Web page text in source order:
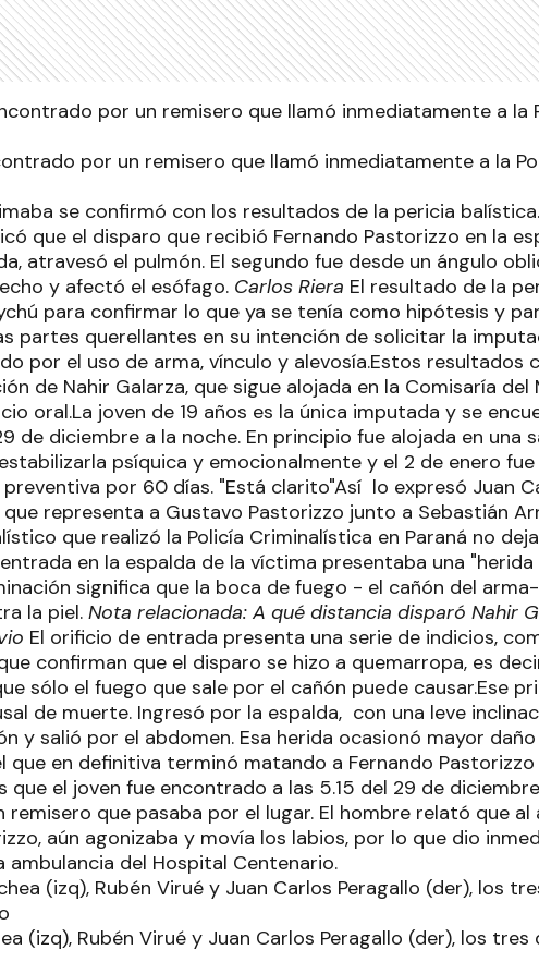
por un remisero que llamó inmediatamente a la
se confirmó con los resultados de la pericia
que el disparo que recibió Fernando Pastorizzo en la
atravesó el pulmón. El segundo fue desde un ángulo
y afectó el esófago. Carlos Riera El resultado de la
para confirmar lo que ya se tenía como hipótesis y
partes querellantes en su intención de solicitar la
por el uso de arma, vínculo y alevosía.Estos resultados
de Nahir Galarza, que sigue alojada en la Comisaría del
oral.La joven de 19 años es la única imputada y se
de diciembre a la noche. En principio fue alojada en una
psíquica y emocionalmente y el 2 de enero
por 60 días. "Está clarito"Así lo expresó Juan
que representa a Gustavo Pastorizzo junto a Sebastián
que realizó la Policía Criminalística en Paraná no
en la espalda de la víctima presentaba una
significa que la boca de fuego - el cañón del
la piel. Nota relacionada: A qué distancia disparó Nahir
El orificio de entrada presenta una serie de indicios,
confirman que el disparo se hizo a quemarropa, es
sólo el fuego que sale por el cañón puede causar.Ese
de muerte. Ingresó por la espalda, con una leve
y salió por el abdomen. Esa herida ocasionó mayor
que en definitiva terminó matando a Fernando
que el joven fue encontrado a las 5.15 del 29 de
remisero que pasaba por el lugar. El hombre relató que al
aún agonizaba y movía los labios, por lo que dio
ambulancia del Hospital Centenario.
(izq), Rubén Virué y Juan Carlos Peragallo (der), los tres